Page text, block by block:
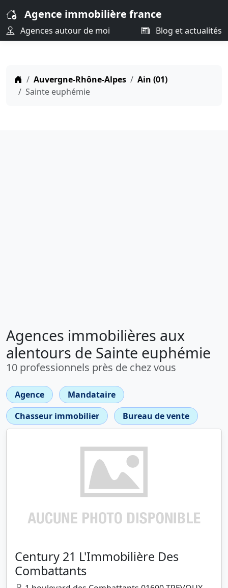
Agence immobilière france
Agences autour de moi Blog et actualités
Auvergne-Rhône-Alpes
Ain (01)
Sainte euphémie
Agences immobilières aux
alentours de Sainte euphémie
10 professionnels près de chez vous
Agence
Mandataire
Chasseur immobilier
Bureau de vente
Century 21 L'Immobilière Des
Combattants